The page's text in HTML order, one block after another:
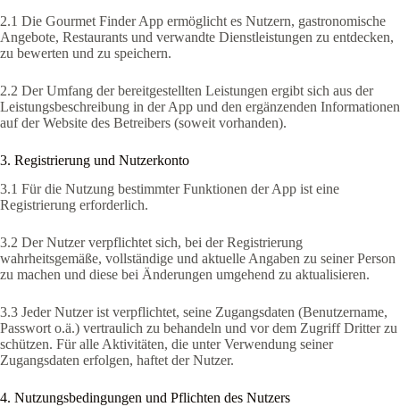
2.1 Die Gourmet Finder App ermöglicht es Nutzern, gastronomische
Angebote, Restaurants und verwandte Dienstleistungen zu entdecken,
zu bewerten und zu speichern.
2.2 Der Umfang der bereitgestellten Leistungen ergibt sich aus der
Leistungsbeschreibung in der App und den ergänzenden Informationen
auf der Website des Betreibers (soweit vorhanden).
3. Registrierung und Nutzerkonto
3.1 Für die Nutzung bestimmter Funktionen der App ist eine
Registrierung erforderlich.
3.2 Der Nutzer verpflichtet sich, bei der Registrierung
wahrheitsgemäße, vollständige und aktuelle Angaben zu seiner Person
zu machen und diese bei Änderungen umgehend zu aktualisieren.
3.3 Jeder Nutzer ist verpflichtet, seine Zugangsdaten (Benutzername,
Passwort o.ä.) vertraulich zu behandeln und vor dem Zugriff Dritter zu
schützen. Für alle Aktivitäten, die unter Verwendung seiner
Zugangsdaten erfolgen, haftet der Nutzer.
4. Nutzungsbedingungen und Pflichten des Nutzers